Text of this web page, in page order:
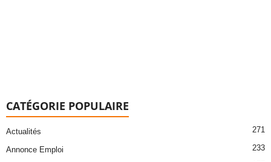
CATÉGORIE POPULAIRE
Actualités 271
Annonce Emploi 233